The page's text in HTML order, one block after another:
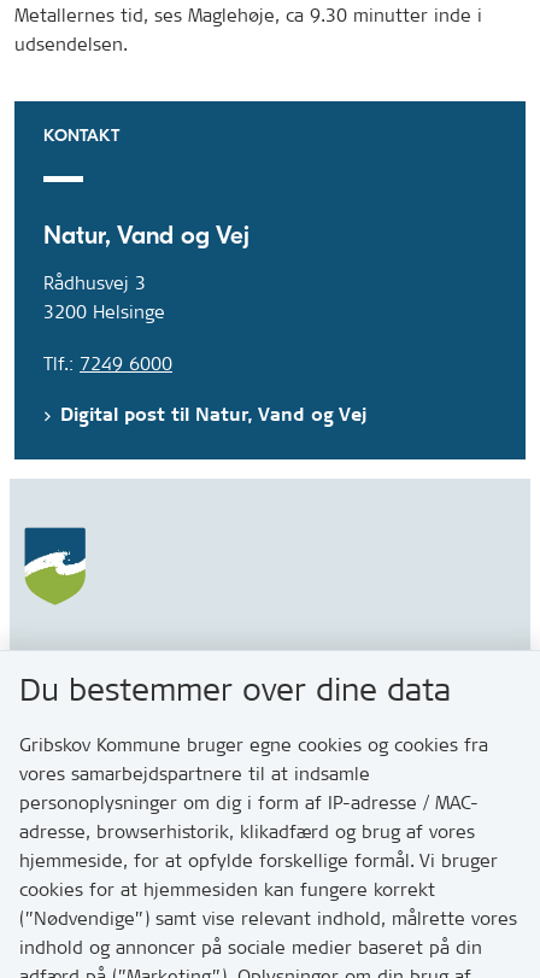
Metallernes tid, ses Maglehøje, ca 9.30 minutter inde i
udsendelsen.
KONTAKT
Natur, Vand og Vej
Rådhusvej 3
3200 Helsinge
Tlf.: 7249 6000
Digital post til Natur, Vand og Vej
Gribskov Kommune
Rådhusvej 3
3200 Helsinge
Kontakt
Skriv til os via Digital Post
Har du brug for at komme i kontakt med os? Se her
hvordan
Tip os om huller i vejen eller andet
Du bestemmer over dine data
Gribskov Kommune bruger egne cookies og cookies fra
vores samarbejdspartnere til at indsamle
personoplysninger om dig i form af IP-adresse / MAC-
adresse, browserhistorik, klikadfærd og brug af vores
hjemmeside, for at opfylde forskellige formål. Vi bruger
cookies for at hjemmesiden kan fungere korrekt
(”Nødvendige”) samt vise relevant indhold, målrette vores
indhold og annoncer på sociale medier baseret på din